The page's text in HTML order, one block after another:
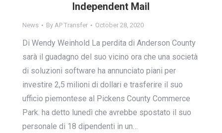
Independent Mail
News By AP Transfer October 28, 2020
Di Wendy Weinhold La perdita di Anderson County
sarà il guadagno del suo vicino ora che una società
di soluzioni software ha annunciato piani per
investire 2,5 milioni di dollari e trasferire il suo
ufficio piemontese al Pickens County Commerce
Park. ha detto lunedì che avrebbe spostato il suo
personale di 18 dipendenti in un…